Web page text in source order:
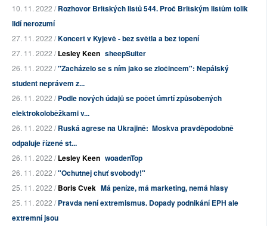
10. 11. 2022 /Rozhovor Britských listů 544. Proč Britským listům tolik
lidí nerozumí
27. 11. 2022 /Koncert v Kyjevě - bez světla a bez topení
27. 11. 2022 /Lesley Keen sheepSuiter
26. 11. 2022 /"Zacházelo se s ním jako se zločincem": Nepálský
student neprávem z...
26. 11. 2022 /Podle nových údajů se počet úmrtí způsobených
elektrokoloběžkami v...
26. 11. 2022 /Ruská agrese na Ukrajině: Moskva pravděpodobně
odpaluje řízené st...
26. 11. 2022 /Lesley Keen woadenTop
26. 11. 2022 /"Ochutnej chuť svobody!"
25. 11. 2022 /Boris Cvek Má peníze, má marketing, nemá hlasy
25. 11. 2022 /Pravda není extremismus. Dopady podnikání EPH ale
extremní jsou